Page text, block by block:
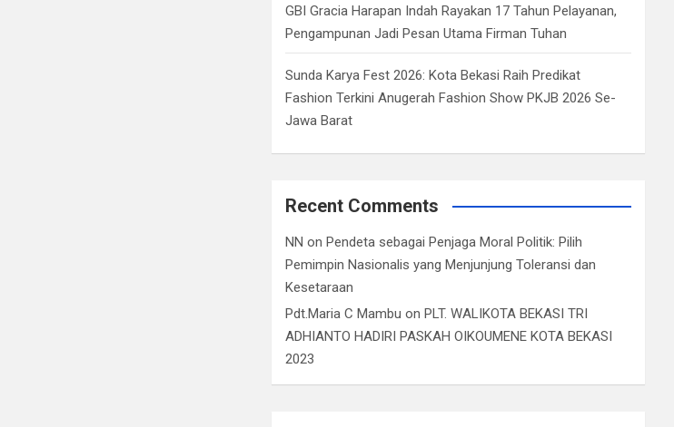
GBI Gracia Harapan Indah Rayakan 17 Tahun Pelayanan,
Pengampunan Jadi Pesan Utama Firman Tuhan
Sunda Karya Fest 2026: Kota Bekasi Raih Predikat
Fashion Terkini Anugerah Fashion Show PKJB 2026 Se-
Jawa Barat
Recent Comments
NN onPendeta sebagai Penjaga Moral Politik: Pilih
Pemimpin Nasionalis yang Menjunjung Toleransi dan
Kesetaraan
Pdt.Maria C Mambu onPLT. WALIKOTA BEKASI TRI
ADHIANTO HADIRI PASKAH OIKOUMENE KOTA BEKASI
2023